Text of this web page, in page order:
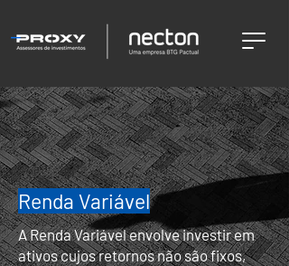
Renda Variável
A Renda Variável envolve investir em
ativos cujos retornos não são fixos,